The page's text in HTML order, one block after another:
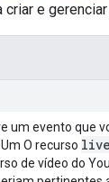
e
um evento que
O recurso live
de vídeo do